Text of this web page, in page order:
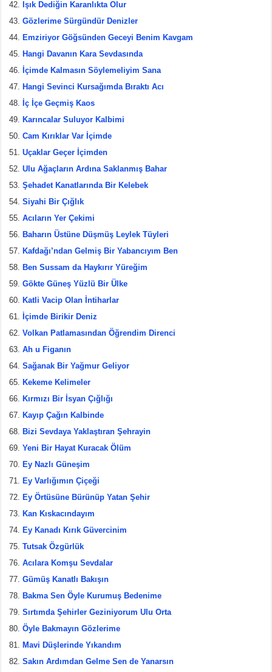
Işık Dediğin Karanlıkta Olur
Gözlerime Sürgündür Denizler
Emziriyor Göğsünden Geceyi Benim Kavgam
Hangi Davanın Kara Sevdasında
İçimde Kalmasın Söylemeliyim Sana
Hangi Sevinci Kursağımda Bıraktı Acı
İç İçe Geçmiş Kaos
Karıncalar Suluyor Kalbimi
Cam Kırıklar Var İçimde
Uçaklar Geçer İçimden
Ulu Ağaçların Ardına Saklanmış Bahar
Şehadet Kanatlarında Bir Kelebek
Siyahi Bir Çığlık
Acıların Yer Çekimi
Baharın Üstüne Düşmüş Leylek Tüyleri
Kafdağı’ndan Gelmiş Bir Yabancıyım Ben
Ben Sussam da Haykırır Yüreğim
Gökte Güneş Yüzlü Bir Ülke
Katli Vacip Olan İntiharlar
İçimde Birikir Deniz
Volkan Patlamasından Öğrendim Direnci
Ah u Figanın
Sağanak Bir Yağmur Geliyor
Kekeme Kelimeler
Kırmızı Bir İsyan Çığlığı
Kayıp Çağın Kalbinde
Bizi Sevdaya Yaklaştıran Şehrayin
Yeni Bir Hayat Kuracak Ölüm
Ey Nazlı Güneşim
Ey Varlığımın Çiçeği
Ey Örtüsüne Bürünüp Yatan Şehir
Kan Kıskacındayım
Ey Kanadı Kırık Güvercinim
Tutsak Özgürlük
Acılara Komşu Sevdalar
Gümüş Kanatlı Bakışın
Bakma Sen Öyle Kurumuş Bedenime
Sırtımda Şehirler Geziniyorum Ulu Orta
Öyle Bakmayın Gözlerime
Mavi Düşlerinde Yıkandım
Sakın Ardımdan Gelme Sen de Yanarsın